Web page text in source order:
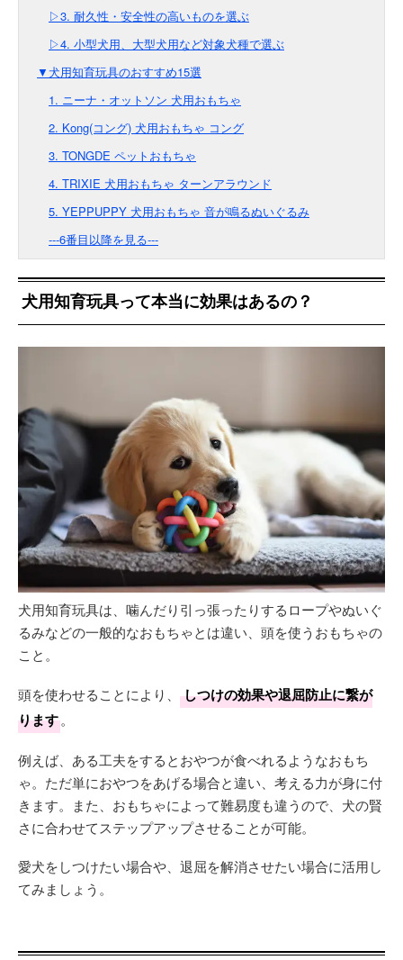
▷3. 耐久性・安全性の高いものを選ぶ
▷4. 小型犬用、大型犬用など対象犬種で選ぶ
▼犬用知育玩具のおすすめ15選
1. ニーナ・オットソン 犬用おもちゃ
2. Kong(コング) 犬用おもちゃ コング
3. TONGDE ペットおもちゃ
4. TRIXIE 犬用おもちゃ ターンアラウンド
5. YEPPUPPY 犬用おもちゃ 音が鳴るぬいぐるみ
---6番目以降を見る---
犬用知育玩具って本当に効果はあるの？
犬用知育玩具は、噛んだり引っ張ったりするロープやぬいぐ
るみなどの一般的なおもちゃとは違い、頭を使うおもちゃの
こと。
頭を使わせることにより、
しつけの効果や退屈防止に繋が
ります。
例えば、ある工夫をするとおやつが食べれるようなおもち
ゃ。ただ単におやつをあげる場合と違い、考える力が身に付
きます。また、おもちゃによって難易度も違うので、犬の賢
さに合わせてステップアップさせることが可能。
愛犬をしつけたい場合や、退屈を解消させたい場合に活用し
てみましょう。